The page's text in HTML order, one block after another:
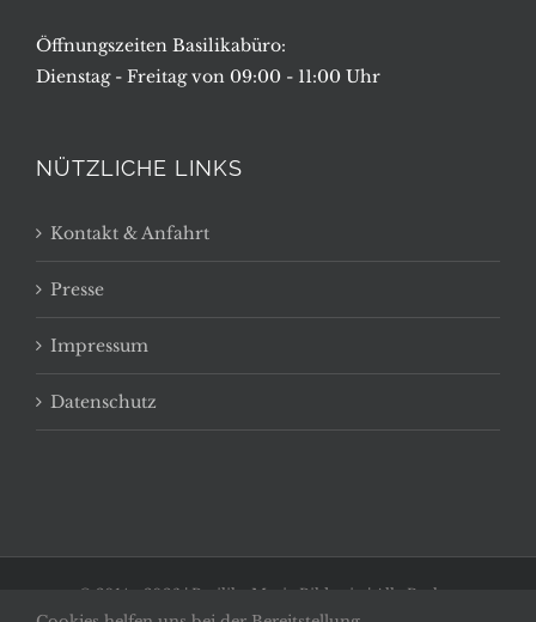
Öffnungszeiten Basilikabüro:
Dienstag - Freitag von 09:00 - 11:00 Uhr
NÜTZLICHE LINKS
Kontakt & Anfahrt
Presse
Impressum
Datenschutz
© 2014 - 2026 | Basilika Maria Bildstein | Alle Rechte